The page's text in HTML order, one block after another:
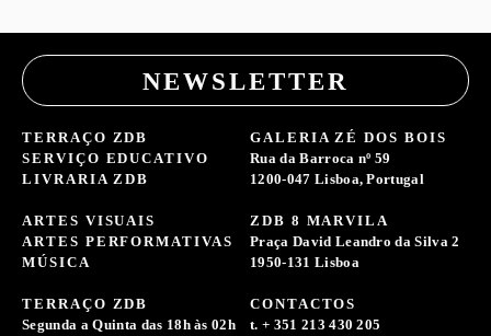
NEWSLETTER
TERRAÇO ZDB
SERVIÇO EDUCATIVO
LIVRARIA ZDB
ARTES VISUAIS
ARTES PERFORMATIVAS
MÚSICA
GALERIA ZÉ DOS BOIS
Rua da Barroca nº 59
1200-047 Lisboa, Portugal
ZDB 8 MARVILA
Praça David Leandro da Silva 2
1950-131 Lisboa
TERRAÇO ZDB
Segunda a Quinta das 18h às 02h
CONTACTOS
t. + 351 213 430 205